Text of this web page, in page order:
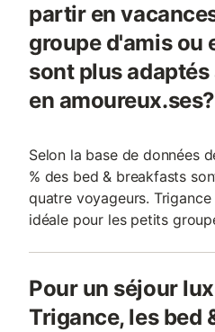
partir en
groupe d'amis ou
sont plus
en amoureux.ses?
Selon la base de données
% des bed & breakfasts
quatre voyageurs.
idéale pour les petits
Pour un séjour
Trigance, les bed